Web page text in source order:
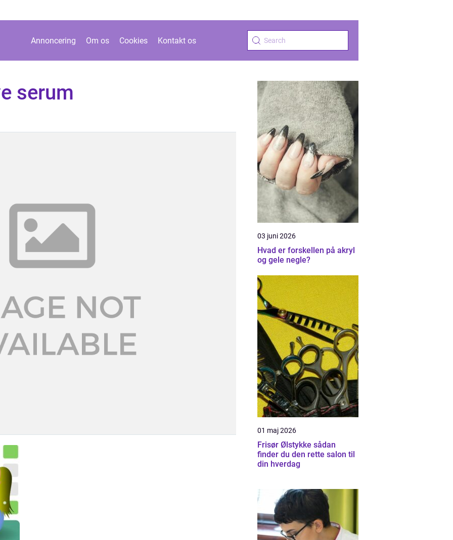
Annoncering Om os Cookies Kontakt os
serum
03 juni 2026
Hvad er forskellen på akryl
og gele negle?
01 maj 2026
Frisør Ølstykke sådan
finder du den rette salon til
din hverdag